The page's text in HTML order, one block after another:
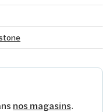
nos magasins.